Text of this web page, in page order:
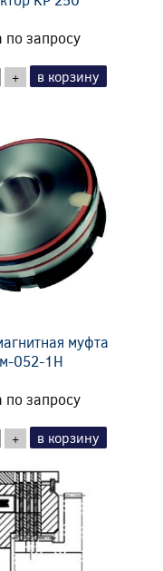
по запросу
+ в корзину
муфта
052-1Н
по запросу
+ в корзину